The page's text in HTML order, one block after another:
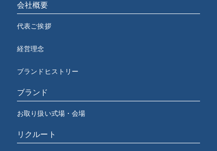
会社概要
代表ご挨拶
経営理念
ブランドヒストリー
ブランド
お取り扱い式場・会場
リクルート